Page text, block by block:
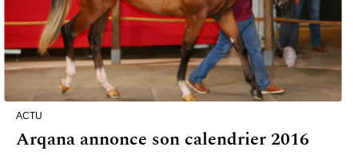
ACTU
Arqana annonce son calendrier 2016